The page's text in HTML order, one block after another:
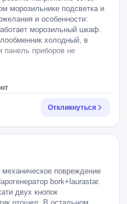
морозильнике подсветка и
и особенности:
морозильный шкаф.
холодный, в
панель приборов не
Откликнуться
механическое повреждение
bork+laurastar.
двух кнопок